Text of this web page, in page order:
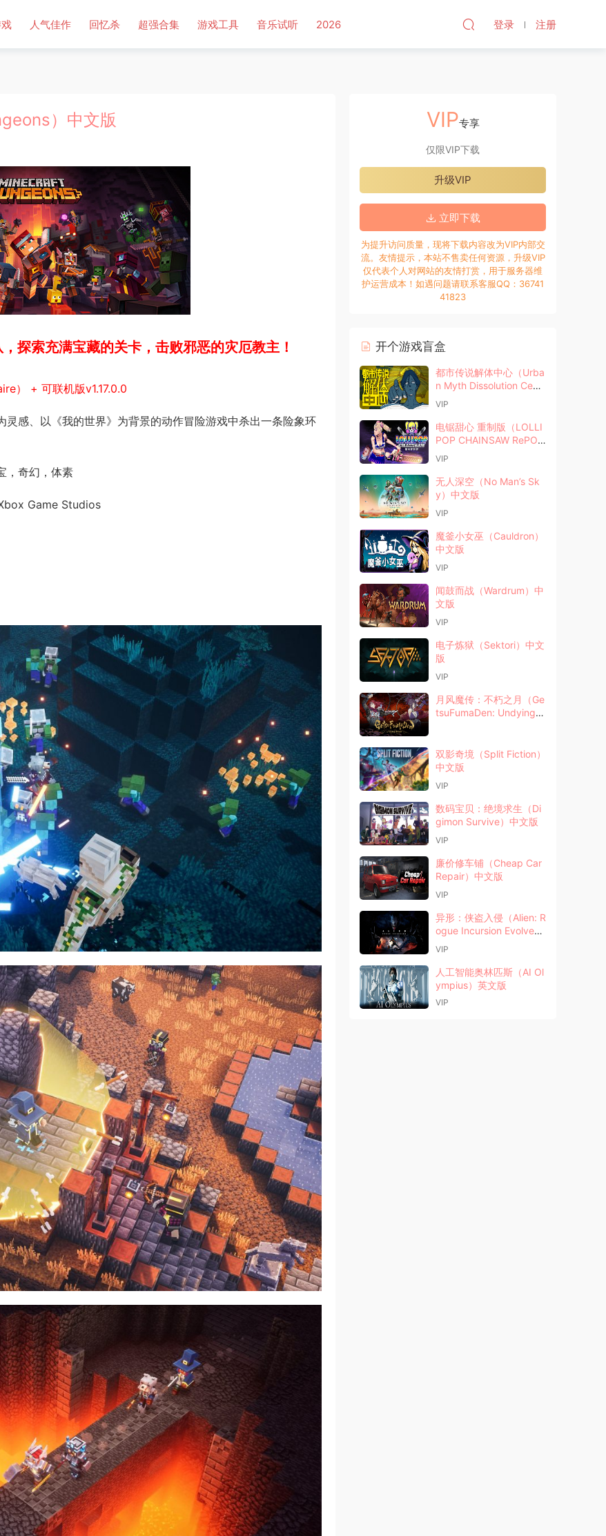
人气佳作 回忆杀 超强合集 游戏工具 音乐试听 2026 登录 注册
）中文版
探索充满宝藏的关卡，击败邪恶的灾厄教主！
） + 可联机版v1.17.0.0
灵感、以《我的世界》为背景的动作冒险游戏中杀出一条险象环
，奇幻，体素
Game Studios
VIP专享
仅限VIP下载
升级VIP
立即下载
为提升访问质量，现将下载内容改为VIP内部交
流。友情提示，本站不售卖任何资源，升级VIP
仅代表个人对网站的友情打赏，用于服务器维
护运营成本！如遇问题请联系客服QQ：36741
41823
开个游戏盲盒
都市传说解体中心（Urba
n Myth Dissolution Cent
er）中文版
VIP
电锯甜心 重制版（LOLLI
POP CHAINSAW RePO
P）中文版
VIP
无人深空（No Man’s Sk
y）中文版
VIP
魔釜小女巫（Cauldron）
中文版
VIP
闻鼓而战（Wardrum）中
文版
VIP
电子炼狱（Sektori）中文
版
VIP
月风魔传：不朽之月（Ge
tsuFumaDen: Undying
双影奇境（Split Fiction）
中文版
VIP
数码宝贝：绝境求生（Di
gimon Survive）中文版
VIP
廉价修车铺（Cheap Car
Repair）中文版
VIP
异形：侠盗入侵（Alien: R
ogue Incursion Evolved
Edition）中文版
VIP
人工智能奥林匹斯（AI Ol
ympius）英文版
VIP